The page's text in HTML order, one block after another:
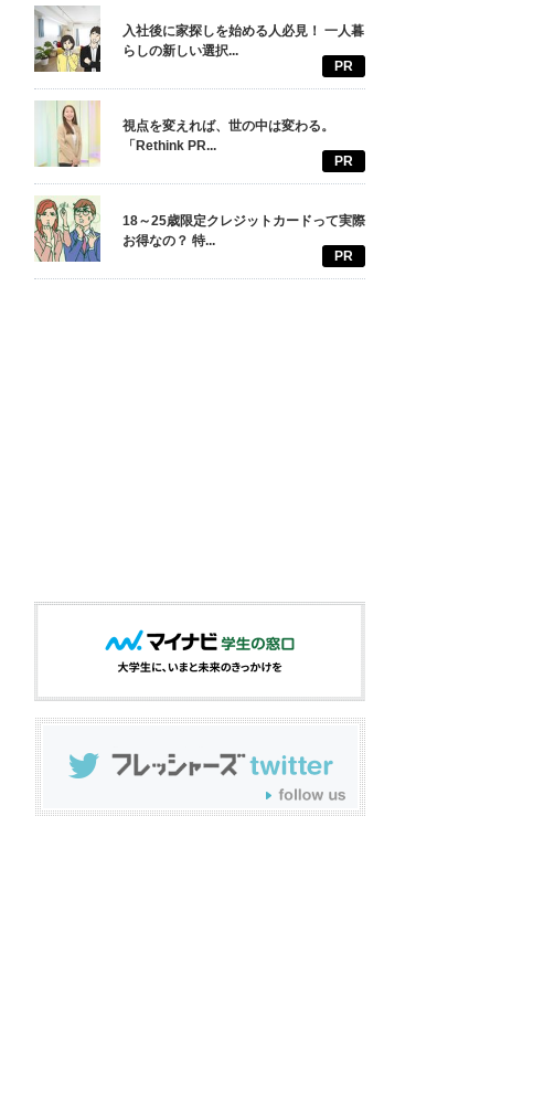
入社後に家探しを始める人必見！ 一人暮
らしの新しい選択...
PR
視点を変えれば、世の中は変わる。
「Rethink PR...
PR
18～25歳限定クレジットカードって実際
お得なの？ 特...
PR